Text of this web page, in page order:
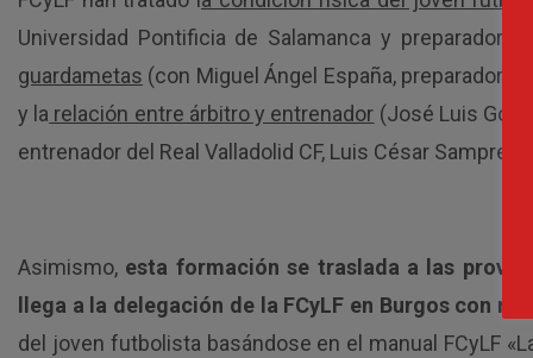
Universidad Pontificia de Salamanca y preparador
guardametas (con Miguel Ángel España, preparador
y la relación entre árbitro y entrenador (José Luis
entrenador del Real Valladolid CF, Luis César
Asimismo, esta formación se traslada a las
llega a la delegación de la FCyLF en Burgos con
del joven futbolista basándose en el manual FCyLF «